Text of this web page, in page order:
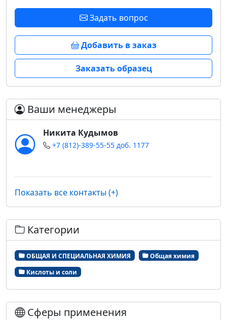
Задать вопрос
Добавить в заказ
Заказать образец
Ваши менеджеры
Никита Кудымов
+7 (812)-389-55-55 доб. 1177
Показать все контакты (+)
Категории
ОБЩАЯ И СПЕЦИАЛЬНАЯ ХИМИЯ
Общая химия
Кислоты и соли
Сферы применения